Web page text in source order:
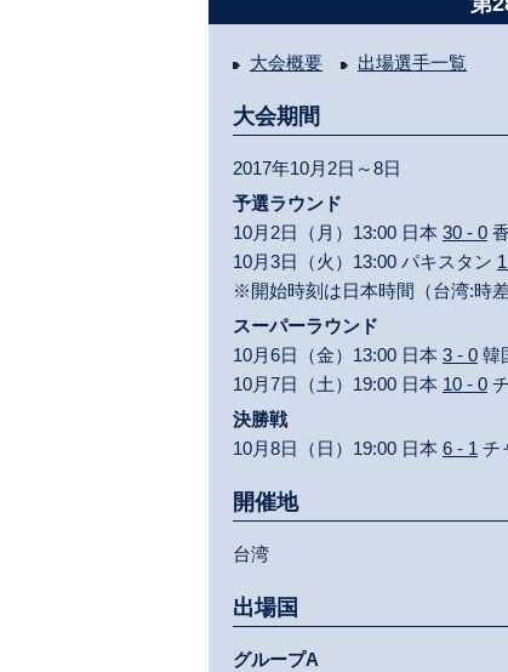
大会概要 出場選手一覧
大会期間
2017年10月2日～8日
予選ラウンド
10月2日（月）13:00 日本 30 - 0
10月3日（火）13:00 パキスタン
※開始時刻は日本時間（台湾:時差
スーパーラウンド
10月6日（金）13:00 日本 3 - 0 韓
10月7日（土）19:00 日本 10 - 0
決勝戦
10月8日（日）19:00 日本 6 - 1 チ
開催地
台湾
出場国
グループA